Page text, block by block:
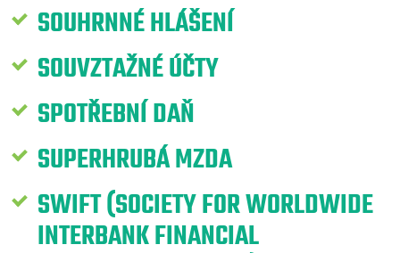
SOUHRNNÉ HLÁŠENÍ
SOUVZTAŽNÉ ÚČTY
SPOTŘEBNÍ DAŇ
SUPERHRUBÁ MZDA
SWIFT (SOCIETY FOR WORLDWIDE
INTERBANK FINANCIAL